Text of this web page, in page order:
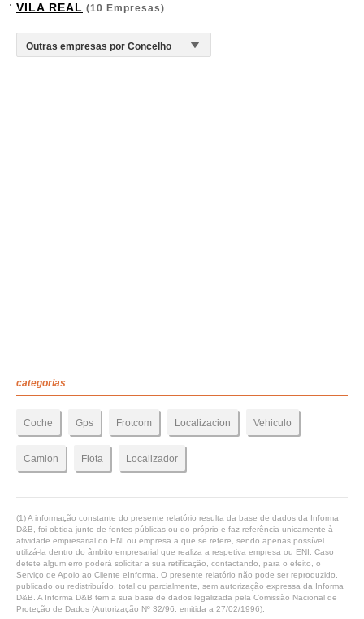
VILA REAL (10 Empresas)
categorias
Coche Gps Frotcom Localizacion Vehiculo
Camion Flota Localizador
(1) A informação constante do presente relatório resulta da base de dados da Informa
D&B, foi obtida junto de fontes públicas ou do próprio e faz referência unicamente à
atividade empresarial do ENI ou empresa a que se refere, sendo apenas possível
utilizá-la dentro do âmbito empresarial que realiza a respetiva empresa ou ENI. Caso
detete algum erro poderá solicitar a sua retificação, contactando, para o efeito, o
Serviço de Apoio ao Cliente eInforma. O presente relatório não pode ser reproduzido,
publicado ou redistribuído, total ou parcialmente, sem autorização expressa da Informa
D&B. A Informa D&B tem a sua base de dados legalizada pela Comissão Nacional de
Proteção de Dados (Autorização Nº 32/96, emitida a 27/02/1996).